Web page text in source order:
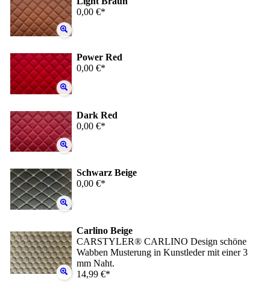
0,00 €*
Power Red
0,00 €*
Dark Red
0,00 €*
Schwarz Beige
0,00 €*
Carlino Beige
CARSTYLER® CARLINO Design schöne
Wabben Musterung in Kunstleder mit einer 3
mm Naht.
14,99 €*